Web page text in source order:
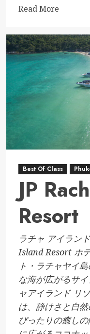
Read MoreRead
about
JP
Column
Bangkok
Hotel
Best Of Class
JP
Resort
ラチャ アイラン
Island Resort ホ
ト・ラチャヤイ
な海が広がるサ
ャアイランド リ
は、静けさと自
ぴったりの癒し